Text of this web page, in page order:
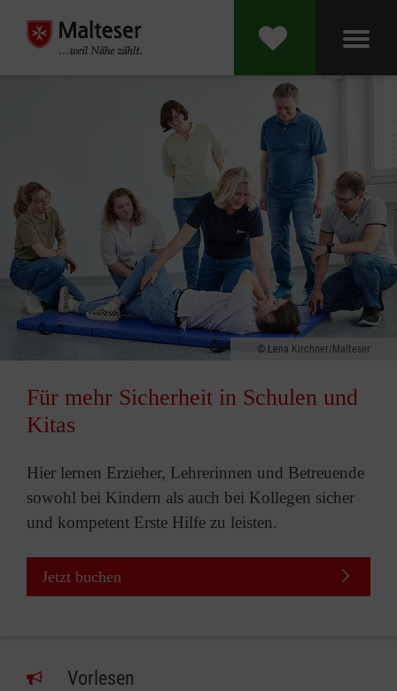
Lena Kirchner/Malteser
Für mehr Sicherheit in Schulen und
Kitas
Hier lernen Erzieher, Lehrerinnen und Betreuende
sowohl bei Kindern als auch bei Kollegen sicher
und kompetent Erste Hilfe zu leisten.
Jetzt buchen
Vorlesen